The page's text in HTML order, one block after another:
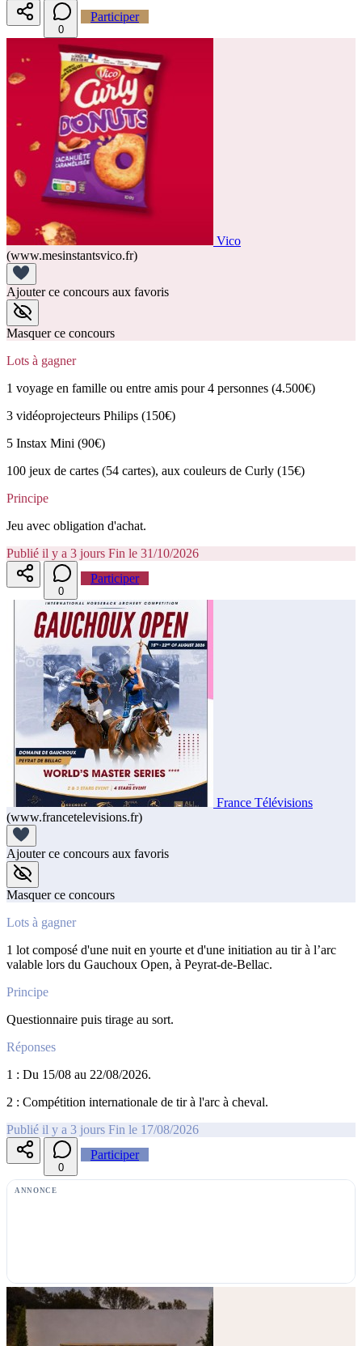
0
Participer
Vico
(www.mesinstantsvico.fr)
Ajouter ce concours aux favoris
Masquer ce concours
Lots à gagner
1 voyage en famille ou entre amis pour 4 personnes (4.500€)
3 vidéoprojecteurs Philips (150€)
5 Instax Mini (90€)
100 jeux de cartes (54 cartes), aux couleurs de Curly (15€)
Principe
Jeu avec obligation d'achat.
Publié il y a 3 jours Fin le 31/10/2026
0
Participer
France Télévisions
(www.francetelevisions.fr)
Ajouter ce concours aux favoris
Masquer ce concours
Lots à gagner
1 lot composé d'une nuit en yourte et d'une initiation au tir à l’arc
valable lors du Gauchoux Open, à Peyrat-de-Bellac.
Principe
Questionnaire puis tirage au sort.
Réponses
1 : Du 15/08 au 22/08/2026.
2 : Compétition internationale de tir à l'arc à cheval.
Publié il y a 3 jours Fin le 17/08/2026
0
Participer
ANNONCE